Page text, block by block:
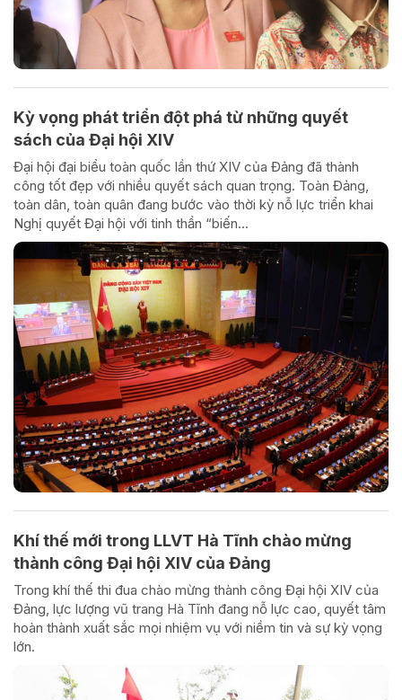
Kỳ vọng phát triển đột phá từ những quyết
sách của Đại hội XIV
Đại hội đại biểu toàn quốc lần thứ XIV của Đảng đã thành
công tốt đẹp với nhiều quyết sách quan trọng. Toàn Đảng,
toàn dân, toàn quân đang bước vào thời kỳ nỗ lực triển khai
Nghị quyết Đại hội với tinh thần “biến...
Khí thế mới trong LLVT Hà Tĩnh chào mừng
thành công Đại hội XIV của Đảng
Trong khí thế thi đua chào mừng thành công Đại hội XIV của
Đảng, lực lượng vũ trang Hà Tĩnh đang nỗ lực cao, quyết tâm
hoàn thành xuất sắc mọi nhiệm vụ với niềm tin và sự kỳ vọng
lớn.